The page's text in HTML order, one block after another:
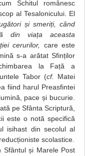
Schitul românesc
al Tesalonicului. El
și smeriți, când
din viața aceasta
cerurilor,
care este
s-a arătat Sfinților
la Față a
Tabor (cf.
Matei
fiind harul Preasfintei
pace și bucurie.
pe Sfânta Scriptură,
este o notă specifică
isihast din secolul al
scolastice.
Sfântul și Marele Post